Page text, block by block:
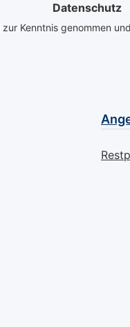
Datenschutz
zur Kenntnis genommen